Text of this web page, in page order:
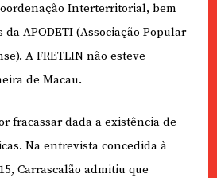
Interterritorial, bem
APODETI (Associação Popular
A FRETLIN não esteve
de Macau.
fracassar dada a existência de
Na entrevista concedida à
Carrascalão admitiu que